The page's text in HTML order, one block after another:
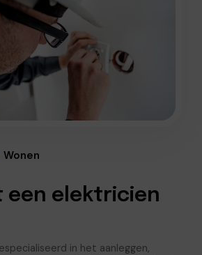
Wonen
een elektricien
in het aanleggen,